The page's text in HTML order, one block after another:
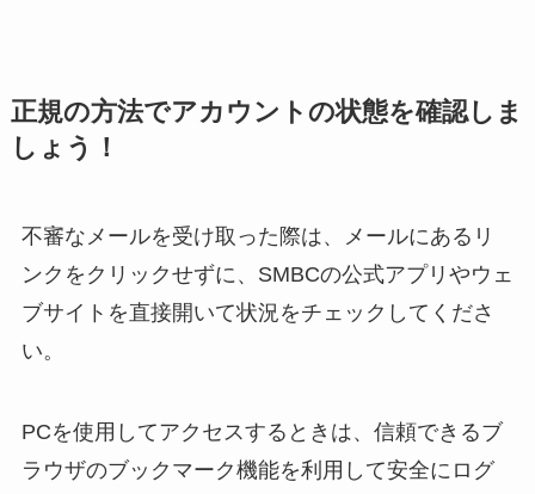
正規の方法でアカウントの状態を確認しま
しょう！
不審なメールを受け取った際は、メールにあるリ
ンクをクリックせずに、SMBCの公式アプリやウェ
ブサイトを直接開いて状況をチェックしてくださ
い。
PCを使用してアクセスするときは、信頼できるブ
ラウザのブックマーク機能を利用して安全にログ